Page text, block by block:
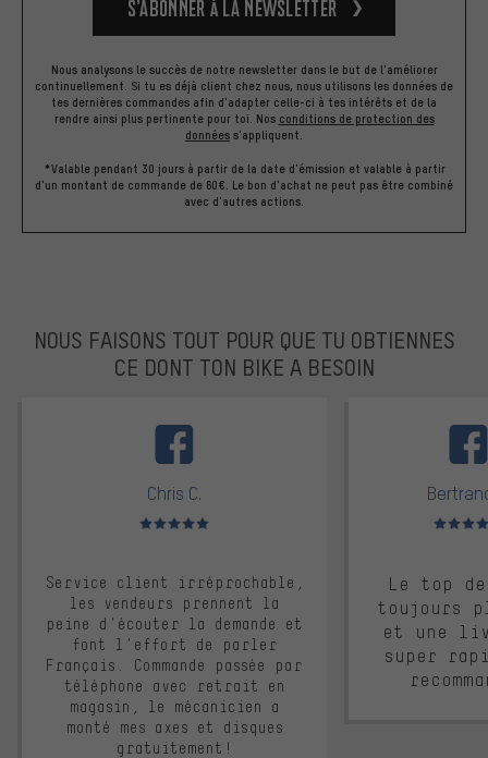
S’abonner à la newsletter
Nous analysons le succès de notre newsletter dans le but de l'améliorer
continuellement. Si tu es déjà client chez nous, nous utilisons les données de
tes dernières commandes afin d'adapter celle-ci à tes intérêts et de la
rendre ainsi plus pertinente pour toi. Nos conditions de protection des
données s'appliquent.
*Valable pendant 30 jours à partir de la date d'émission et valable à partir
d'un montant de commande de 60€. Le bon d'achat ne peut pas être combiné
avec d'autres actions.
NOUS FAISONS TOUT POUR QUE TU OBTIENNES
CE DONT TON BIKE A BESOIN
Chris C.
Note moyenne : 5 sur 5
Service client irréprochable,
les vendeurs prennent la
peine d'écouter la demande et
font l'effort de parler
Français. Commande passée par
téléphone avec retrait en
magasin, le mécanicien a
monté mes axes et disques
gratuitement!
Note
Le top
toujours
et une
super